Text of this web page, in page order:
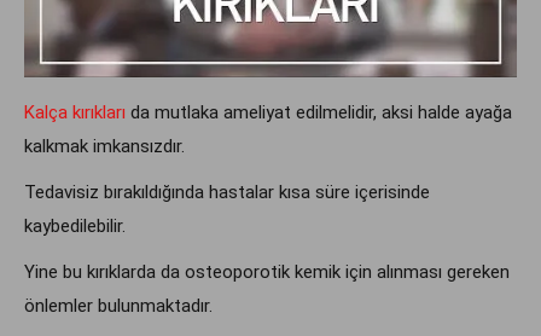
Kalça kırıkları da mutlaka ameliyat edilmelidir, aksi halde ayağa
kalkmak imkansızdır.
Tedavisiz bırakıldığında hastalar kısa süre içerisinde
kaybedilebilir.
Yine bu kırıklarda da osteoporotik kemik için alınması gereken
önlemler bulunmaktadır.